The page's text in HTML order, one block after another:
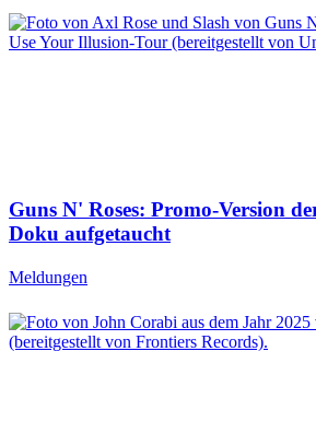
Guns N' Roses: Promo-Version
Doku aufgetaucht
Meldungen